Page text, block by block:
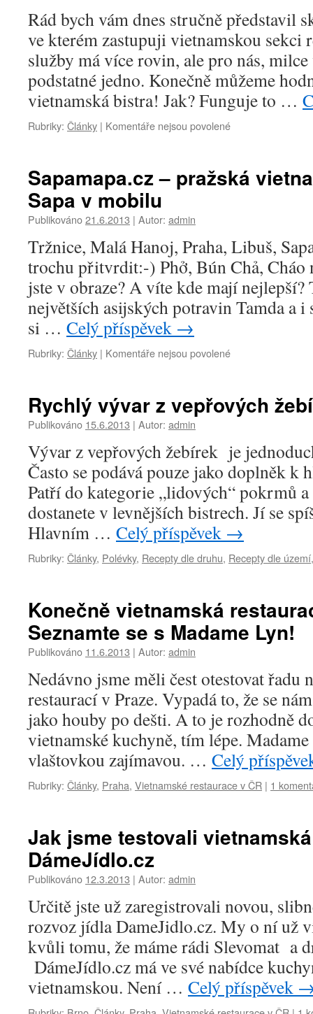
–
Gurmánské
inspirace
od
20
známých
českých
a
slovenských
Rád bych vám dnes stručně představil
ve kterém zastupuji vietnamskou sekci
služby má více rovin, ale pro nás,
podstatné jedno. Konečně můžeme
vietnamská bistra! Jak? Funguje to …
Rubriky: Články | Komentáře nejsou povolenéu
BepViet.cz
Sapamapa.cz – pražská
Sapa v mobilu
Publikováno21.6.2013 | Autor: admin
Tržnice, Malá Hanoj, Praha, Libuš,
trochu přitvrdit:-) Phở, Bún Chả, Cháo
jste v obraze? A víte kde mají
největších asijských potravin Tamda a i
si … Celý příspěvek →
Rubriky: Články | Komentáře nejsou povolenéu
Sapamapa.cz
vietnamská
tržnice
Sapa
v
mobilu
Rychlý vývar z vepřových
Publikováno 15.6.2013 | Autor: admin
Vývar z vepřových žebírek je
Často se podává pouze jako doplněk
Patří do kategorie „lidových“ pokrmů
dostanete v levnějších bistrech. Jí se
Hlavním … Celý příspěvek →
Rubriky: Články, Polévky, Recepty dle druhu, Recepty dle území
Konečně vietnamská
Seznamte se s Madame Lyn!
Publikováno 11.6.2013 | Autor: admin
Nedávno jsme měli čest otestovat řadu
restaurací v Praze. Vypadá to, že se
jako houby po dešti. A to je rozhodně
vietnamské kuchyně, tím lépe.
vlaštovkou zajímavou. … Celý
Rubriky: Články, Praha, Vietnamské restaurace v ČR | 1
Jak jsme testovali
DámeJídlo.cz
Publikováno 12.3.2013 | Autor: admin
Určitě jste už zaregistrovali novou,
rozvoz jídla DameJidlo.cz. My o ní už
kvůli tomu, že máme rádi Slevomat a
DámeJídlo.cz má ve své nabídce
vietnamskou. Není … Celý příspěvek